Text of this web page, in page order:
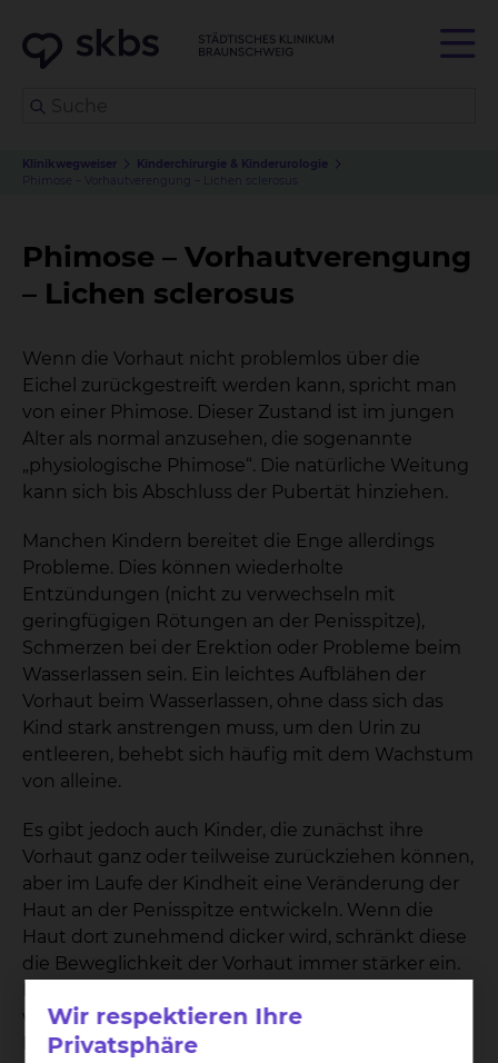
Klinikwegweiser
Kinderchirurgie & Kinderurologie
Phimose – Vorhautverengung – Lichen sclerosus
Phimose – Vorhautverengung
– Lichen sclerosus
Wenn die Vorhaut nicht problemlos über die
Eichel zurückgestreift werden kann, spricht man
von einer Phimose. Dieser Zustand ist im jungen
Alter als normal anzusehen, die sogenannte
„physiologische Phimose“. Die natürliche Weitung
kann sich bis Abschluss der Pubertät hinziehen.
Manchen Kindern bereitet die Enge allerdings
Probleme. Dies können wiederholte
Entzündungen (nicht zu verwechseln mit
geringfügigen Rötungen an der Penisspitze),
Schmerzen bei der Erektion oder Probleme beim
Wasserlassen sein. Ein leichtes Aufblähen der
Vorhaut beim Wasserlassen, ohne dass sich das
Kind stark anstrengen muss, um den Urin zu
entleeren, behebt sich häufig mit dem Wachstum
von alleine.
Es gibt jedoch auch Kinder, die zunächst ihre
Vorhaut ganz oder teilweise zurückziehen können,
aber im Laufe der Kindheit eine Veränderung der
Haut an der Penisspitze entwickeln. Wenn die
Haut dort zunehmend dicker wird, schränkt diese
die Beweglichkeit der Vorhaut immer stärker ein.
weißlich verändert und verdickt aus. Diese
Hauterkrankung nennt man Lichen sclerosus.
Wir respektieren Ihre
Privatsphäre